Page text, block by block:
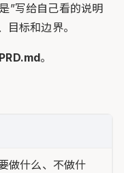
”写给自己看的说明
标和边界。
PRD.md。
做什么、不做什